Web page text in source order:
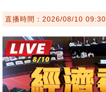
直播時間：2026/08/10 09:30